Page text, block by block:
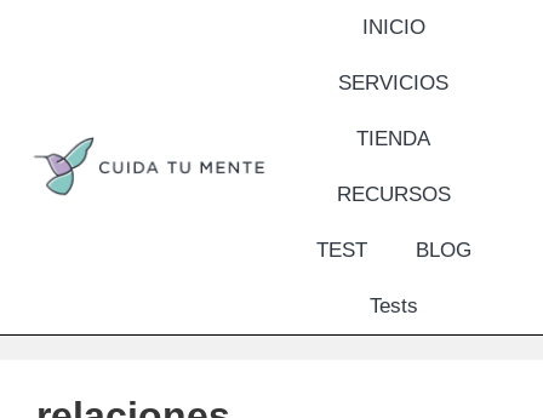
INICIO
SERVICIOS
TIENDA
RECURSOS
TEST BLOG
Tests